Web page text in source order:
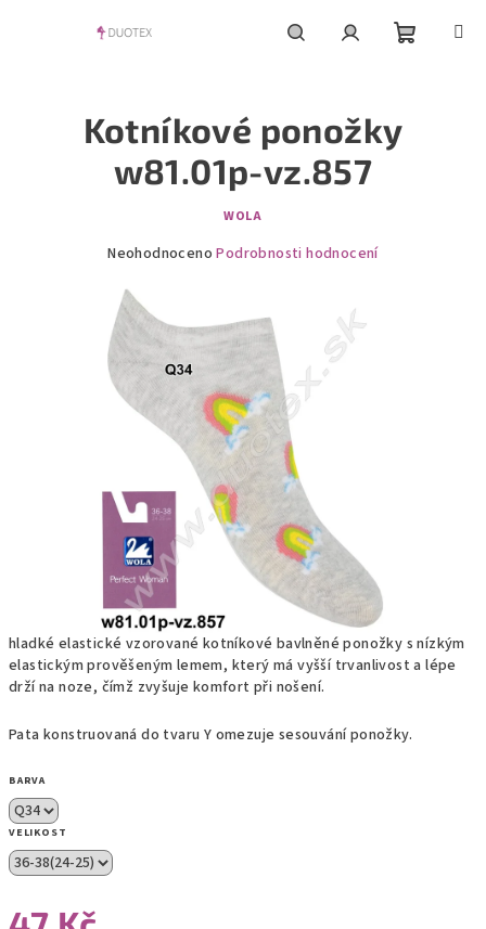
hladké elastické vzorované kotníkové bavlněné ponožky s nízkým
elastickým prověšeným lemem, který má vyšší trvanlivost a lépe
drží na noze, čímž zvyšuje komfort při nošení.
Pata konstruovaná do tvaru Y omezuje sesouvání ponožky.
BARVA
VELIKOST
Kotníkové ponožky
w81.01p-vz.857
WOLA
Průměrné
produktu
je
0,0
z
5
hvězdiček.
Neohodnoceno Podrobnosti hodnocení